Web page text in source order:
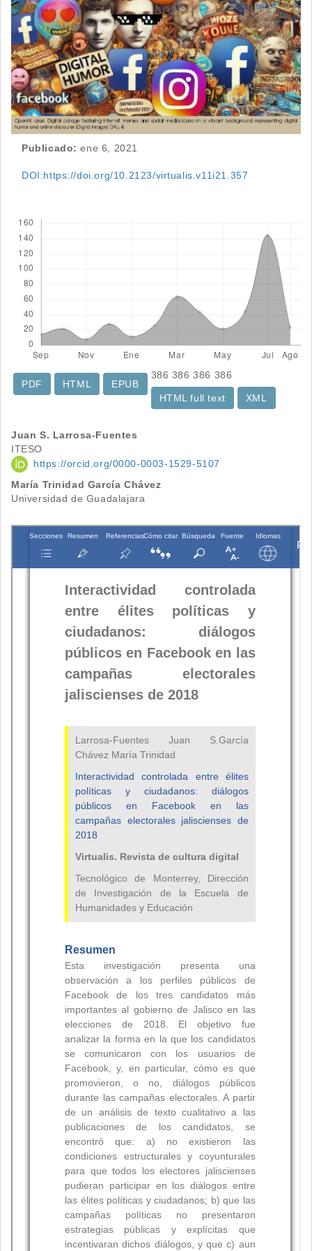
Publicado: ene 6, 2021
DOI:https://doi.org/10.2123/virtualis.v11i21.357
386
PDF
386
HTML
386
EPUB
386
HTML full text XML
Contenido
principal
del
artículo
Juan S. Larrosa-Fuentes
ITESO
https://orcid.org/0000-0003-1529-5107
María Trinidad García Chávez
Universidad de Guadalajara